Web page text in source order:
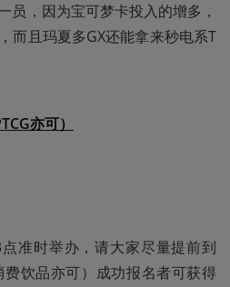
员，因为宝可梦卡投入的增多，
而且玛夏多GX还能拿来秒电系T
亦可）
准时举办，请大家尽量提前到
饮品亦可）成功报名者可获得